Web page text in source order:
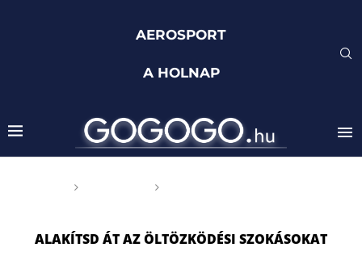
AEROSPORT
A HOLNAP
ALAKÍTSD ÁT AZ ÖLTÖZKÖDÉSI SZOKÁSOKAT